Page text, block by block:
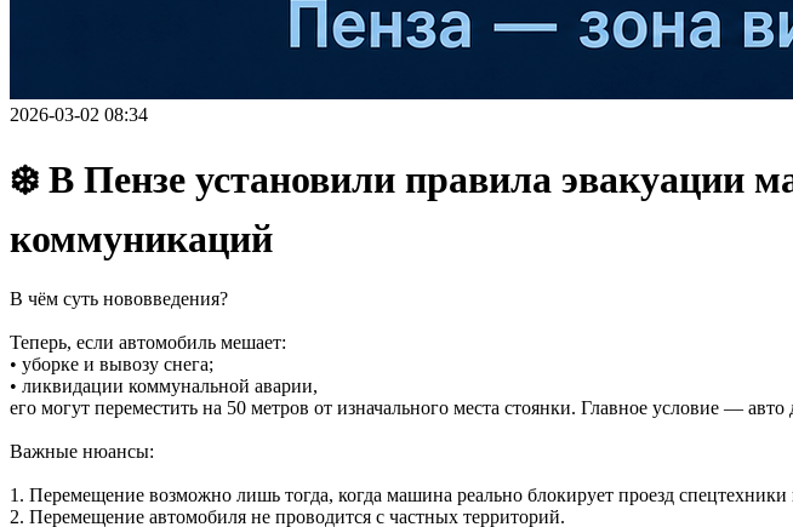
2026-03-02 08:34
❄️ В Пензе установили правила эвакуации
коммуникаций
В чём суть нововведения?
Теперь, если автомобиль мешает:
• уборке и вывозу снега;
• ликвидации коммунальной аварии,
его могут переместить на 50 метров от изначального места стоянки. Главное условие —
Важные нюансы:
1. Перемещение возможно лишь тогда, когда машина реально блокирует проезд
2. Перемещение автомобиля не проводится с частных территорий.